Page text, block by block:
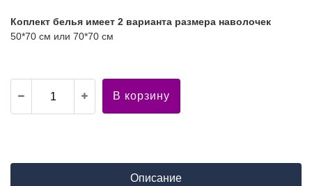
Коплект белья имеет 2 варианта размера наволочек
50*70 см или 70*70 см
В корзину
Описание